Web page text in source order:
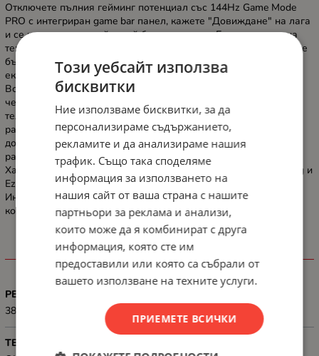
Отключете пълния гейминг потенциал със 144Hz Game Mode
PRO с интегриран game bar панел, кажете "Довиждане" на лага
и се насладете на геймплей без накъсване. Благодарение на
технологиите Variable Refresh Rate и AMD FreeSync Premium, ще
бъдете върте в играта, без притеснение от накъсване на
екрана. Насладете се на визуално пиршество с QLED Colour.
Всеки кадър е богат, наситен и реалистичен и така гарантира,
че всеки цвят изпъква. Обгърнати от съраунд звук от
телевизора и саундбара. С Hi-Concerto, двете устройства
работят заедно, оформяйки домашно кино без усилия и
допълнителни кабели. Саундбарите Hisense са направени да
работят в перфектна хармония с телевизорите Hisense.
Характеристики като Hi-Concerto, TV Mode, Room Fitting Tuning и
EzPlay създават хармонично аудио-визуално изживяване.
Интелигентно подобрение в реално време за реалистични
контраст, цвят, яснота и детайли.
ХАРАКТЕРИСТИКИ
РЕЗОЛЮЦИЯ
3840x2160
ТЕХНОЛОГИЯ
Този уебсайт използва
бисквитки
Ние използваме бисквитки, за да
персонализираме съдържанието,
рекламите и да анализираме нашия
трафик. Също така споделяме
информация за използването на
нашия сайт от ваша страна с нашите
партньори за реклама и анализи,
които може да я комбинират с друга
информация, която сте им
предоставили или която са събрали от
вашето използване на техните услуги.
ПРИЕМЕТЕ ВСИЧКИ